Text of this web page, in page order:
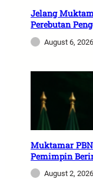
Jelang
Perebutan
August 6, 2026
Muktamar
Pemimpin
August 2, 2026